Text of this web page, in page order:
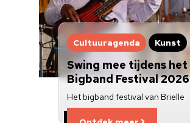
Cultuuragenda Kunst
Swing mee tijdens het
Bigband Festival 2026
Het bigband festival van Brielle